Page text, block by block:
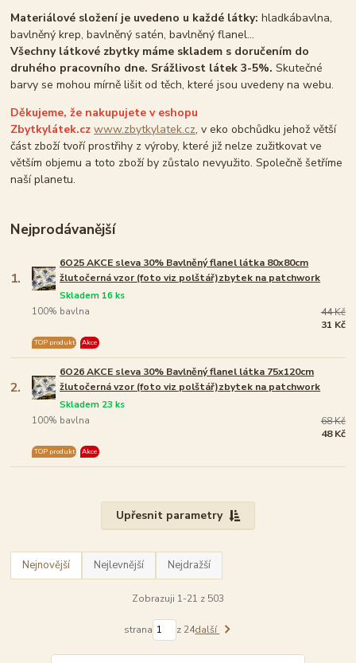
Materiálové složení je uvedeno u každé látky:hladkábavlna,
bavlněný krep, bavlněný satén, bavlněný flanel...
Všechny látkové zbytky máme skladem s doručením do
druhého pracovního dne. Srážlivost látek 3-5%.Skutečné
barvy se mohou mírně lišit od těch, které jsou uvedeny na webu.
Děkujeme, že nakupujete v eshopu
Zbytkylátek.cz www.zbytkylatek.cz, v eko obchůdku jehož větší
část zboží tvoří prostřihy z výroby, které již nelze zužitkovat ve
větším objemu a toto zboží by zůstalo nevyužito. Společně šetříme
naší planetu.
Nejprodávanější
1.
6O25 AKCE sleva 30% Bavlněný flanel látka 80x80cm
žlutočerná vzor (foto viz polštář)zbytek na patchwork
100% bavlna
Skladem 16 ks
TOP produkt Akce
44 Kč
31 Kč
2.
6O26 AKCE sleva 30% Bavlněný flanel látka 75x120cm
žlutočerná vzor (foto viz polštář)zbytek na patchwork
100% bavlna
Skladem 23 ks
TOP produkt Akce
68 Kč
48 Kč
Upřesnit parametry
Nejnovější Nejlevnější Nejdražší
Zobrazuji 1-21 z 503
strana z 24další